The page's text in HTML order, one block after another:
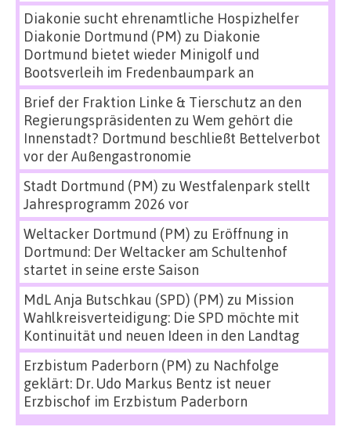
Diakonie sucht ehrenamtliche Hospizhelfer
Diakonie Dortmund (PM) zu Diakonie
Dortmund bietet wieder Minigolf und
Bootsverleih im Fredenbaumpark an
Brief der Fraktion Linke & Tierschutz an den
Regierungspräsidenten zu Wem gehört die
Innenstadt? Dortmund beschließt Bettelverbot
vor der Außengastronomie
Stadt Dortmund (PM) zu Westfalenpark stellt
Jahresprogramm 2026 vor
Weltacker Dortmund (PM) zu Eröffnung in
Dortmund: Der Weltacker am Schultenhof
startet in seine erste Saison
MdL Anja Butschkau (SPD) (PM) zu Mission
Wahlkreisverteidigung: Die SPD möchte mit
Kontinuität und neuen Ideen in den Landtag
Erzbistum Paderborn (PM) zu Nachfolge
geklärt: Dr. Udo Markus Bentz ist neuer
Erzbischof im Erzbistum Paderborn